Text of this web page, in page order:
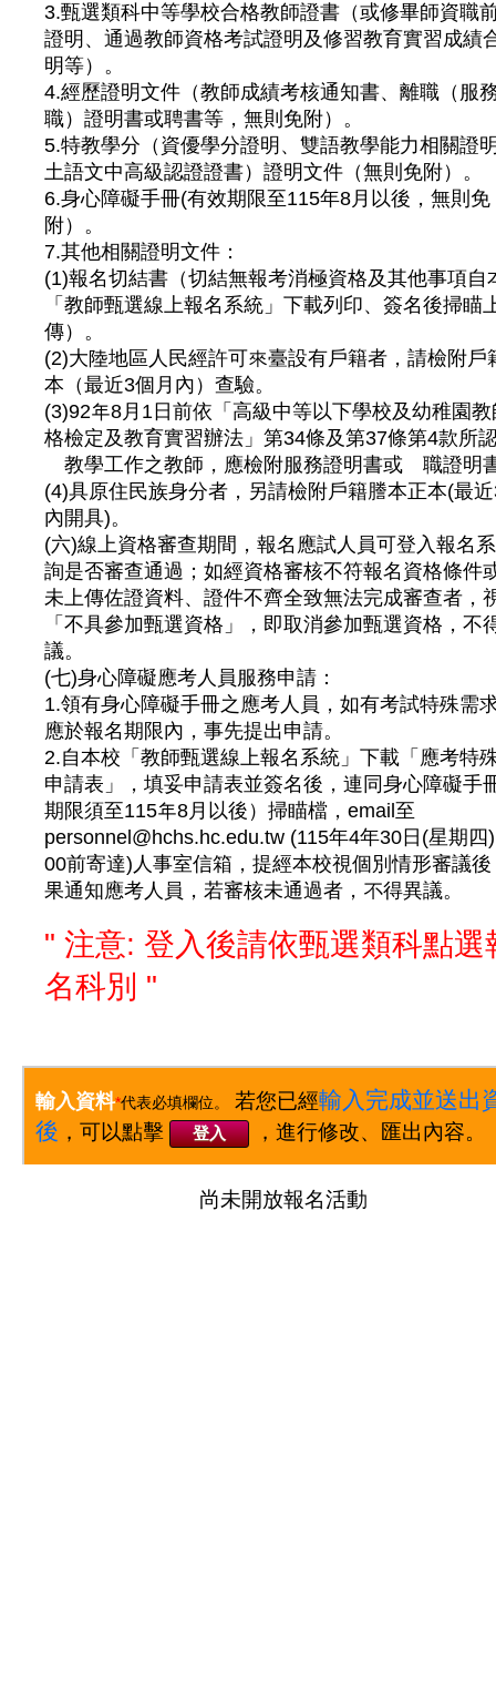
3.甄選類科中等學校合格教師證書（或修畢師資職
證明、通過教師資格考試證明及修習教育實習成績
明等）。
4.經歷證明文件（教師成績考核通知書、離職（服
職）證明書或聘書等，無則免附）。
5.特教學分（資優學分證明、雙語教學能力相關證
土語文中高級認證證書）證明文件（無則免附）。
6.身心障礙手冊(有效期限至115年8月以後，無則免
附）。
7.其他相關證明文件：
(1)報名切結書（切結無報考消極資格及其他事項自
「教師甄選線上報名系統」下載列印、簽名後掃瞄
傳）。
(2)大陸地區人民經許可來臺設有戶籍者，請檢附戶
本（最近3個月內）查驗。
(3)92年8月1日前依「高級中等以下學校及幼稚園教
格檢定及教育實習辦法」第34條及第37條第4款所
離教學工作之教師，應檢附服務證明書或離職證明
(4)具原住民族身分者，另請檢附戶籍謄本正本(最
內開具)。
(六)線上資格審查期間，報名應試人員可登入報名
詢是否審查通過；如經資格審核不符報名資格條件
未上傳佐證資料、證件不齊全致無法完成審查者，
「不具參加甄選資格」，即取消參加甄選資格，不
議。
(七)身心障礙應考人員服務申請：
1.領有身心障礙手冊之應考人員，如有考試特殊需
應於報名期限內，事先提出申請。
2.自本校「教師甄選線上報名系統」下載「應考特
申請表」，填妥申請表並簽名後，連同身心障礙手
期限須至115年8月以後）掃瞄檔，email至
personnel@hchs.hc.edu.tw (115年4年30日(星期四
00前寄達)人事室信箱，提經本校視個別情形審議後
果通知應考人員，若審核未通過者，不得異議。
" 注意: 登入後請依甄選類科點選
名科別 "
輸入資料*代表必填欄位。 若您已經輸入完成並送出
後 ，可以點擊 登入 ，進行修改、匯出內容。
尚未開放報名活動